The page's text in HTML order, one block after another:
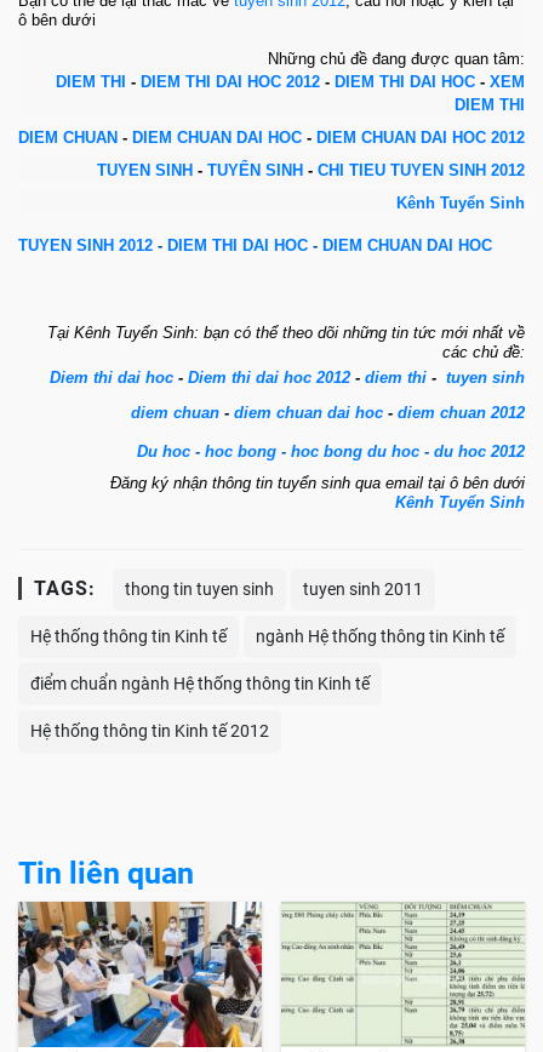
ô bên dưới
Những chủ đề đang được quan tâm:
DIEM THI
- DIEM THI DAI HOC 2012 - DIEM THI DAI HOC - XEM
DIEM THI
DIEM CHUAN - DIEM CHUAN DAI HOC - DIEM CHUAN DAI HOC 2012
TUYEN SINH - TUYỂN SINH - CHI TIEU TUYEN SINH 2012
Kênh Tuyển Sinh
TUYEN SINH 2012 - DIEM THI DAI HOC - DIEM CHUAN DAI HOC
Tại Kênh Tuyển Sinh: bạn có thể theo dõi những tin tức mới nhất về
các chủ đề:
Diem thi dai hoc - Diem thi dai hoc 2012 - diem thi - tuyen sinh
diem chuan - diem chuan dai hoc - diem chuan 2012
Du hoc - hoc bong - hoc bong du hoc - du hoc 2012
Đăng ký nhận thông tin tuyển sinh qua email tại ô bên dưới
Kênh Tuyển Sinh
TAGS: thong tin tuyen sinh tuyen sinh 2011
Hệ thống thông tin Kinh tế ngành Hệ thống thông tin Kinh tế
điểm chuẩn ngành Hệ thống thông tin Kinh tế
Hệ thống thông tin Kinh tế 2012
Tin liên quan